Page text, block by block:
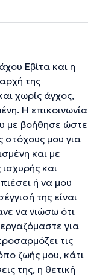
Εβίτα και η
της
χωρίς άγχος,
Η επικοινωνία
με βοήθησε ώστε
στόχους μου για
και με
και
ή να μου
της είναι
να νιώσω ότι
για
τις
ζωής μου, κάτι
της, η θετική